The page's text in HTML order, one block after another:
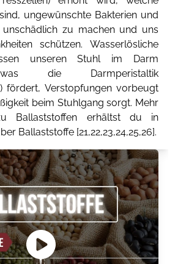
ungewünschte Bakterien und
zu machen und uns
schützen. Wasserlösliche
unseren Stuhl im Darm
die Darmperistaltik
fördert, Verstopfungen vorbeugt
beim Stuhlgang sorgt. Mehr
Ballaststoffen erhältst du in
Ballaststoffe [21,22,23,24,25,26].